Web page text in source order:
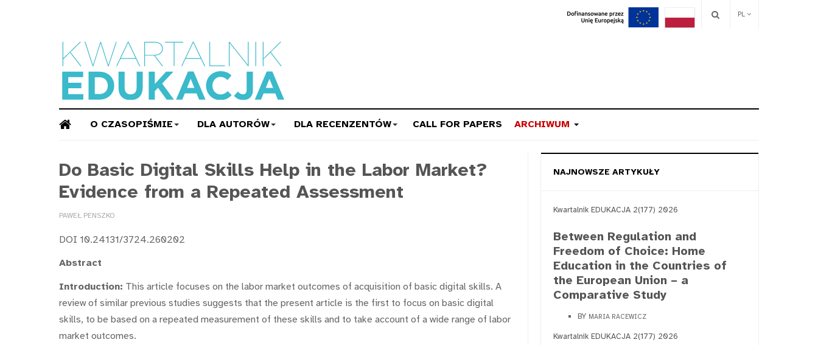
PL
O CZASOPIŚMIE DLA AUTORÓW DLA RECENZENTÓW CALL FOR PAPERS ARCHIWUM
Do Basic Digital Skills Help in the Labor Market?
Evidence from a Repeated Assessment
PAWEŁ PENSZKO
DOI 10.24131/3724.260202
Abstract
Introduction: This article focuses on the labor market outcomes of acquisition of basic digital skills. A
review of similar previous studies suggests that the present article is the first to focus on basic digital
skills, to be based on a repeated measurement of these skills and to take account of a wide range of labor
market outcomes.
NAJNOWSZE ARTYKUŁY
Kwartalnik EDUKACJA 2(177) 2026
Between Regulation and
Freedom of Choice: Home
Education in the Countries of
the European Union – a
Comparative Study
BY MARIA RACEWICZ
Kwartalnik EDUKACJA 2(177) 2026